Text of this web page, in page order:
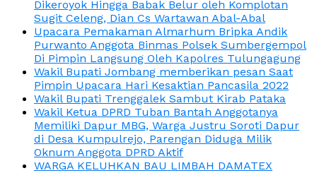
Dikeroyok Hingga Babak Belur oleh Komplotan
Sugit Celeng, Dian Cs Wartawan Abal-Abal
Upacara Pemakaman Almarhum Bripka Andik
Purwanto Anggota Binmas Polsek Sumbergempol
Di Pimpin Langsung Oleh Kapolres Tulungagung
Wakil Bupati Jombang memberikan pesan Saat
Pimpin Upacara Hari Kesaktian Pancasila 2022
Wakil Bupati Trenggalek Sambut Kirab Pataka
Wakil Ketua DPRD Tuban Bantah Anggotanya
Memiliki Dapur MBG, Warga Justru Soroti Dapur
di Desa Kumpulrejo, Parengan Diduga Milik
Oknum Anggota DPRD Aktif
WARGA KELUHKAN BAU LIMBAH DAMATEX